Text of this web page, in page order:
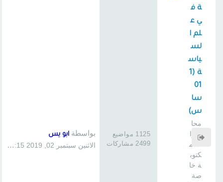
ة ف
ي ع
لم ا
لس
ياس
ة (1
01
سا
س)
محا
ضرا
ت م
كتوب
ة خا
صة
1125 مواضيع
2499 مشاركات
بواسطة ابو يس
الاثنين سبتمبر 02, 2019 1:15 pm